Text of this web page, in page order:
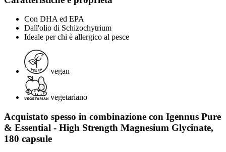
Con DHA ed EPA
Dall'olio di Schizochytrium
Ideale per chi è allergico al pesce
vegan
vegetariano
Acquistato spesso in combinazione con Igennus Pure
& Essential - High Strength Magnesium Glycinate,
180 capsule